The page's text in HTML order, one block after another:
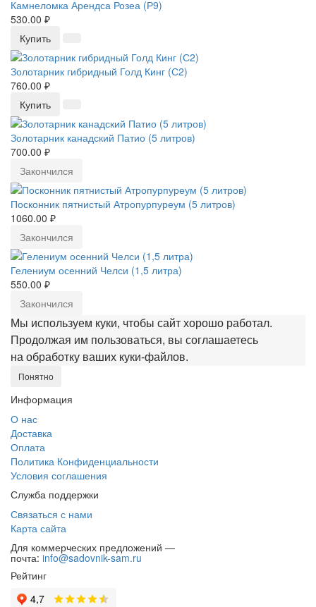
Камнеломка Арендса Розеа (Р9)
530.00 ₽
Купить
Золотарник гибридный Голд Кинг (С2)
760.00 ₽
Купить
Золотарник канадский Патио (5 литров)
700.00 ₽
Закончился
Посконник пятнистый Атропурпуреум (5 литров)
1060.00 ₽
Закончился
Гелениум осенний Челси (1,5 литра)
550.00 ₽
Закончился
Мы используем куки, чтобы сайт хорошо работал.
Продолжая им пользоваться, вы соглашаетесь
на обработку ваших куки‑файлов.
Понятно
Информация
О нас
Доставка
Оплата
Политика Конфиденциальности
Условия соглашения
Служба поддержки
Связаться с нами
Карта сайта
Для коммерческих предложений —
почта: info@sadovnik-sam.ru
Рейтинг